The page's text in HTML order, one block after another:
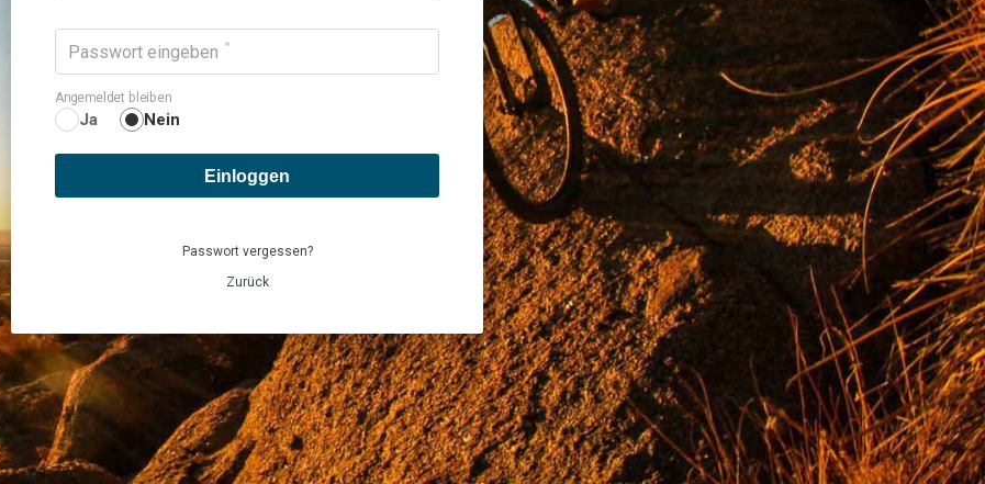
Passwort eingeben
Angemeldet bleiben
Ja Nein
Einloggen
Passwort vergessen?
Zurück